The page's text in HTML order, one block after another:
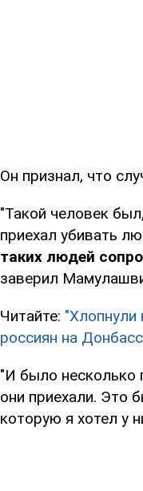
Он признал, что
"Такой человек
приехал убивать
таких людей
заверил
Читайте: "Хлопнули
россиян на
"И было несколько
они приехали. Это
которую я хотел у